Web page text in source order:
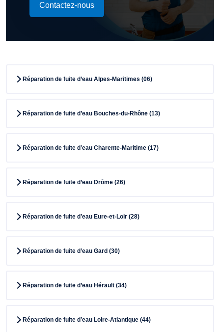
Contactez-nous
Réparation de fuite d’eau Alpes-Maritimes (06)
Réparation de fuite d’eau Bouches-du-Rhône (13)
Réparation de fuite d’eau Charente-Maritime (17)
Réparation de fuite d’eau Drôme (26)
Réparation de fuite d’eau Eure-et-Loir (28)
Réparation de fuite d’eau Gard (30)
Réparation de fuite d’eau Hérault (34)
Réparation de fuite d’eau Loire-Atlantique (44)